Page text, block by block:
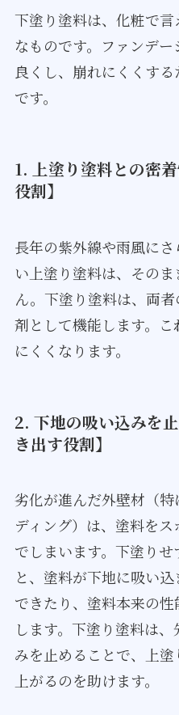
下塗り塗料は、化粧で
なものです。ファンデ
良くし、崩れにくくす
です。
1. 上塗り塗料との密
役割】
長年の紫外線や雨風に
い上塗り塗料は、その
ん。下塗り塗料は、両
剤として機能します。
にくくなります。
2. 下地の吸い込みを
き出す役割】
劣化が進んだ外壁材（特
ディング）は、塗料を
でしまいます。下塗り
と、塗料が下地に吸い
できたり、塗料本来の
します。下塗り塗料は
みを止めることで、上
上がるのを助けます。